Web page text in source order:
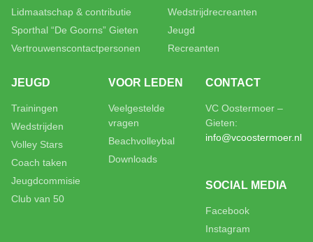
Lidmaatschap & contributie
Sporthal “De Goorns” Gieten
Vertrouwenscontactpersonen
Wedstrijdrecreanten
Jeugd
Recreanten
JEUGD
Trainingen
Wedstrijden
Volley Stars
Coach taken
Jeugdcommisie
Club van 50
VOOR LEDEN
Veelgestelde
vragen
Beachvolleybal
Downloads
CONTACT
VC Oostermoer –
Gieten:
info@vcoostermoer.nl
SOCIAL MEDIA
Facebook
Instagram